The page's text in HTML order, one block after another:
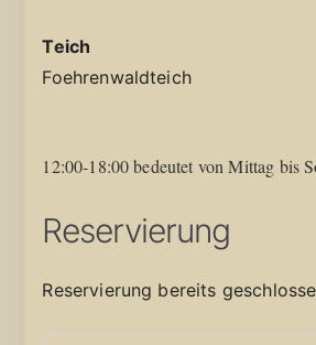
Teich
Foehrenwaldteich
12:00-18:00 bedeutet von Mittag bis
Reservierung
Reservierung bereits